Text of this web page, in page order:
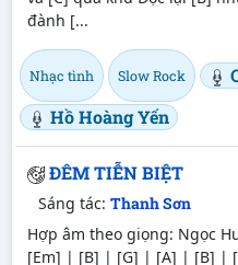
đành [...
Nhạc tình Slow Rock
Hồ Hoàng Yến
ĐÊM TIỄN BIỆT
Sáng tác: Thanh Sơn
Hợp âm theo giọng: Ngọc
[Em] | [B] | [G] | [A] | [B] |